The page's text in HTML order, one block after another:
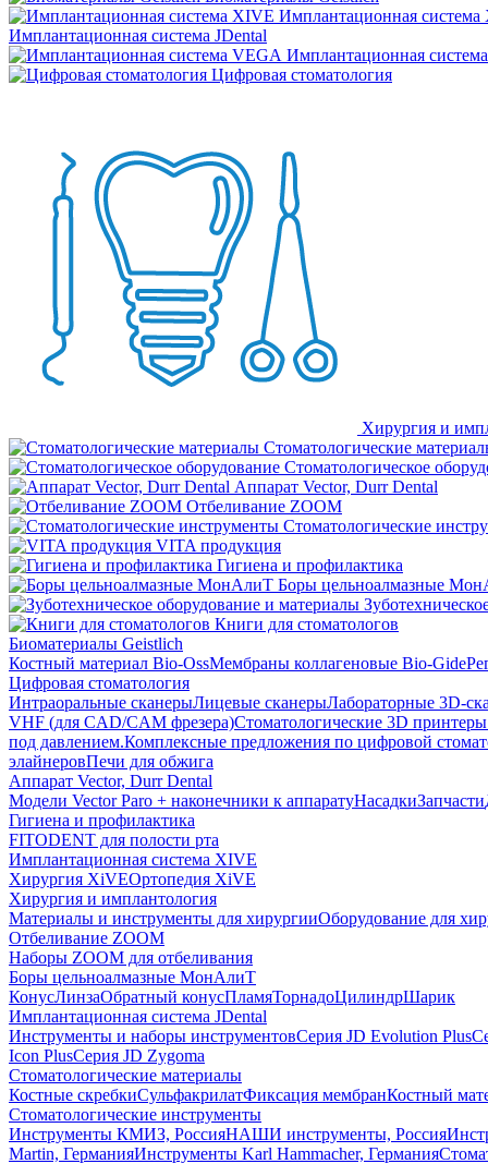
Имплантационная
Имплантационная система JDental
Имплантационная
Цифровая стоматология
Хирургия и
Стоматологические
Стоматологическое
Аппарат Vector, Durr Dental
Отбеливание ZOOM
Стоматологические
VITA продукция
Гигиена и профилактика
Боры цельноалмазные
Книги для стоматологов
Биоматериалы Geistlich
Костный материал Bio-OssМембраны коллагеновые Bio-Gide
Цифровая стоматология
Интраоральные сканерыЛицевые сканерыЛабораторные 3D-
VHF (для CAD/CAM фрезера)Стоматологические 3D
под давлением.Комплексные предложения по цифровой
элайнеровПечи для обжига
Аппарат Vector, Durr Dental
Модели Vector Paro + наконечники к аппаратуНасадкиЗапчасти
Гигиена и профилактика
FITODENT для полости рта
Имплантационная система XIVE
Хирургия XiVEОртопедия XiVE
Хирургия и имплантология
Материалы и инструменты для хирургииОборудование для
Отбеливание ZOOM
Наборы ZOOM для отбеливания
Боры цельноалмазные МонАлиТ
КонусЛинзаОбратный конусПламяТорнадоЦилиндрШарик
Имплантационная система JDental
Инструменты и наборы инструментовСерия JD Evolution Plus
Icon PlusСерия JD Zygoma
Стоматологические материалы
Костные скребкиСульфакрилатФиксация мембранКостный
Стоматологические инструменты
Инструменты КМИЗ, РоссияНАШИ инструменты, Россия
Martin, ГерманияИнструменты Karl Hammacher, Германия